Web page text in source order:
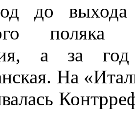
до выхода
а за
На